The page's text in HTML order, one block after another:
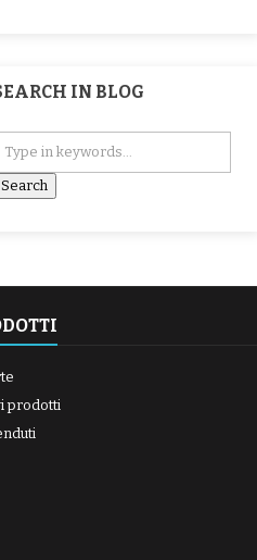
IN BLOG
prodotti